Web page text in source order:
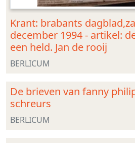
Krant: brabants
december 1994 - artikel:
een held. Jan de rooij
BERLICUM
De brieven van fanny
schreurs
BERLICUM